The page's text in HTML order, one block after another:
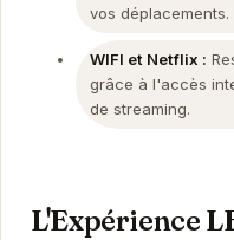
vos déplacements.
WIFI et Netflix :
grâce à l'accès
de streaming.
L'Expérience